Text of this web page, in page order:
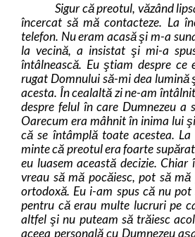
Sigur că preotul, văzând
încercat să mă contacteze. La
telefon. Nu eram acasă şi m-a
la vecină, a insistat şi mi-a
întâlnească. Eu ştiam despre ce
rugat Domnului să-mi dea lumină
acesta. În cealaltă zi ne-am
despre felul în care Dumnezeu a
Oarecum era mâhnit în inima lui
că se întâmplă toate acestea.
minte că preotul era foarte
eu luasem această decizie. Chiar
vreau să mă pocăiesc, pot să mă
ortodoxă. Eu i-am spus că nu
pentru că erau multe lucruri pe
altfel şi nu puteam să trăiesc
aceea personală cu Dumnezeu